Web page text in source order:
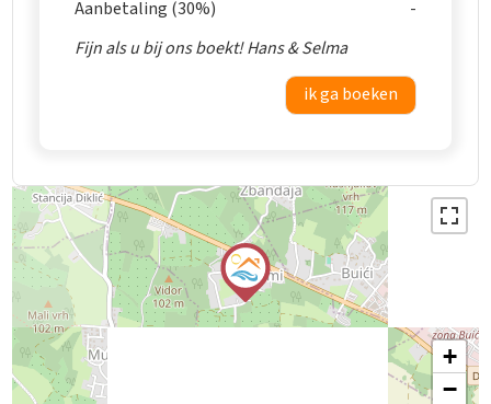
Aanbetaling (30%)
Fijn als u bij ons boekt! Hans & Selma
ik ga boeken
+
−